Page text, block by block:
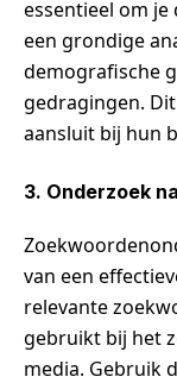
essentieel om
een grondige
demografische
gedragingen.
aansluit bij hun
3. Onderzoek
van een
relevante
gebruikt bij het
media. Gebruik